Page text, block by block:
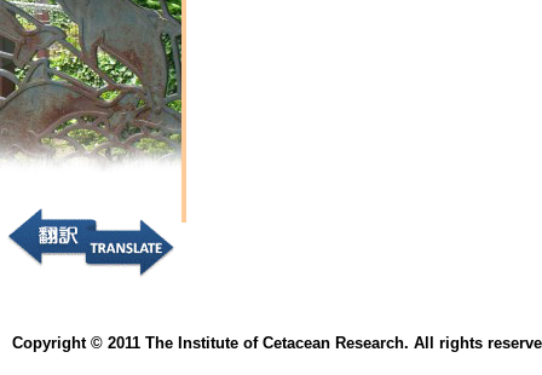
Copyright © 2011 The Institute of Cetacean Research. All rights